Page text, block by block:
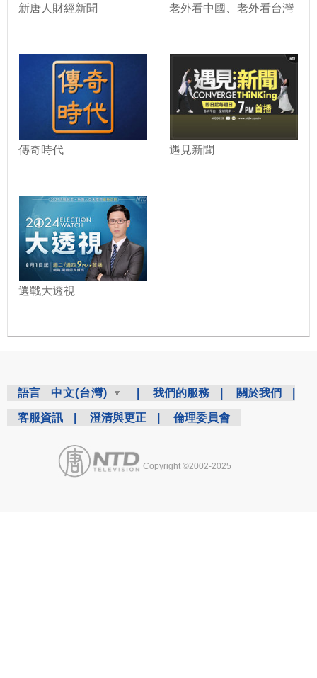
新唐人財經新聞 老外看中國、老外看台灣
傳奇時代 遇見新聞
選戰大透視
語言 中文(台灣) 我們的服務 關於我們
客服資訊 澄清與更正 倫理委員會
Copyright ©2002-2025